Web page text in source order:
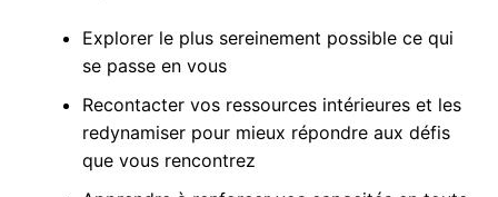
Explorer le plus sereinement possible ce qui
se passe en vous
Recontacter vos ressources intérieures et les
redynamiser pour mieux répondre aux défis
que vous rencontrez